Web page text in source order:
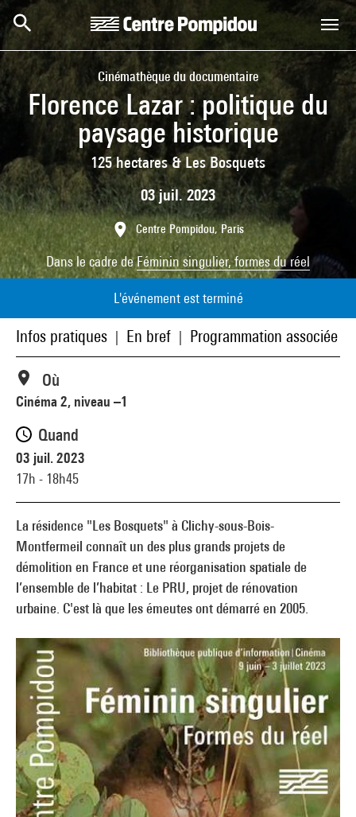
Aller au contenu principal
Centre Pompidou
Cinémathèque du documentaire
Florence Lazar : politique du
paysage historique
125 hectares & Les Bosquets
03 juil. 2023
Centre Pompidou, Paris
Dans le cadre deFéminin singulier, formes du réel
L'événement est terminé
Infos pratiques En bref Programmation associée
La résidence "Les Bosquets" à Clichy-sous-Bois-
Montfermeil connaît un des plus grands projets de
démolition en France et une réorganisation spatiale de
l’ensemble de l’habitat : Le PRU, projet de rénovation
urbaine. C'est là que les émeutes ont démarré en 2005.
Où
Cinéma 2, niveau –1
Quand
03 juil. 2023
17h - 18h45